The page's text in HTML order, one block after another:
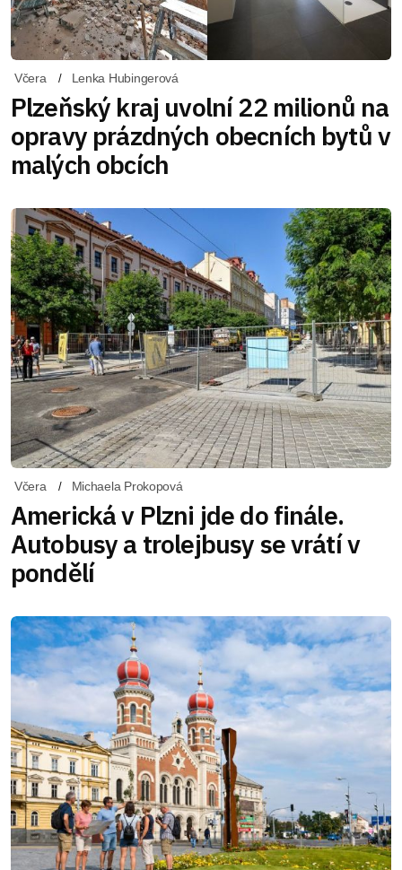
Včera Lenka Hubingerová
Plzeňský kraj uvolní 22 milionů na
opravy prázdných obecních bytů v
malých obcích
Včera Michaela Prokopová
Americká v Plzni jde do finále.
Autobusy a trolejbusy se vrátí v
pondělí